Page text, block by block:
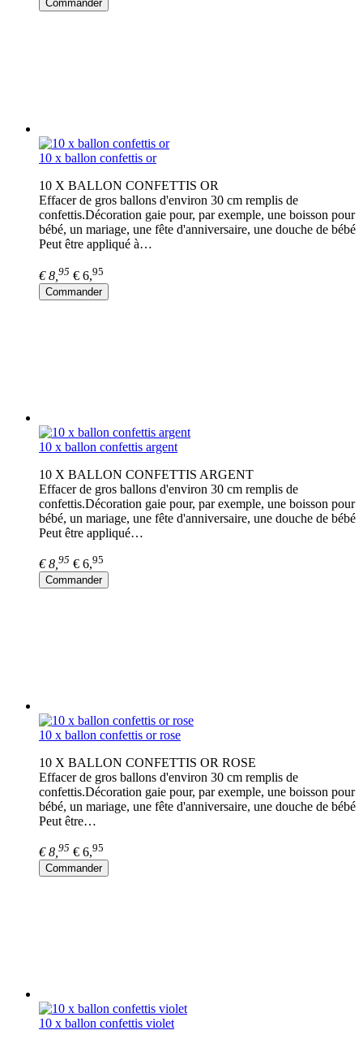
Commander
10 x ballon confettis or
10 X BALLON CONFETTIS OR
Effacer de gros ballons d'environ 30 cm remplis de
confettis.Décoration gaie pour, par exemple, une boisson pour
bébé, un mariage, une fête d'anniversaire, une douche de bébé
Peut être appliqué à…
€ 8, 95 € 6,95
Commander
10 x ballon confettis argent
10 X BALLON CONFETTIS ARGENT
Effacer de gros ballons d'environ 30 cm remplis de
confettis.Décoration gaie pour, par exemple, une boisson pour
bébé, un mariage, une fête d'anniversaire, une douche de bébé
Peut être appliqué…
€ 8, 95 € 6,95
Commander
10 x ballon confettis or rose
10 X BALLON CONFETTIS OR ROSE
Effacer de gros ballons d'environ 30 cm remplis de
confettis.Décoration gaie pour, par exemple, une boisson pour
bébé, un mariage, une fête d'anniversaire, une douche de bébé
Peut être…
€ 8, 95 € 6,95
Commander
10 x ballon confettis violet